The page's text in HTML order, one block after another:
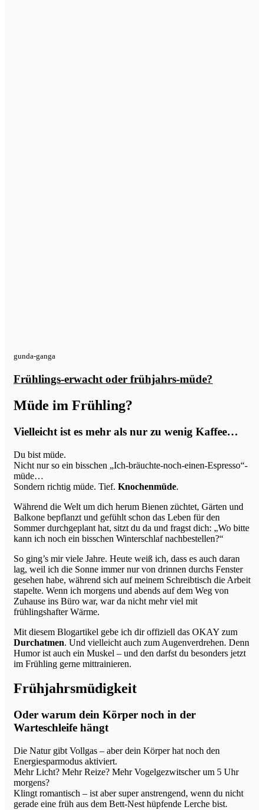
gunda-ganga
Frühlings-erwacht oder frühjahrs-müde?
Müde im Frühling?
Vielleicht ist es mehr als nur zu wenig Kaffee…
Du bist müde.
Nicht nur so ein bisschen „Ich-bräuchte-noch-einen-Espresso“-
müde…
Sondern richtig müde. Tief. Knochenmüde.
Während die Welt um dich herum Bienen züchtet, Gärten und
Balkone bepflanzt und gefühlt schon das Leben für den
Sommer durchgeplant hat, sitzt du da und fragst dich: „Wo bitte
kann ich noch ein bisschen Winterschlaf nachbestellen?“
So ging’s mir viele Jahre. Heute weiß ich, dass es auch daran
lag, weil ich die Sonne immer nur von drinnen durchs Fenster
gesehen habe, während sich auf meinem Schreibtisch die Arbeit
stapelte. Wenn ich morgens und abends auf dem Weg von
Zuhause ins Büro war, war da nicht mehr viel mit
frühlingshafter Wärme.
Mit diesem Blogartikel gebe ich dir offiziell das OKAY zum
Durchatmen. Und vielleicht auch zum Augenverdrehen. Denn
Humor ist auch ein Muskel – und den darfst du besonders jetzt
im Frühling gerne mittrainieren.
Frühjahrsmüdigkeit
Oder warum dein Körper noch in der
Warteschleife hängt
Die Natur gibt Vollgas – aber dein Körper hat noch den
Energiesparmodus aktiviert.
Mehr Licht? Mehr Reize? Mehr Vogelgezwitscher um 5 Uhr
morgens?
Klingt romantisch – ist aber super anstrengend, wenn du nicht
gerade eine früh aus dem Bett-Nest hüpfende Lerche bist.